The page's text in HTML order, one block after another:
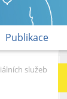
Publikace
služeb